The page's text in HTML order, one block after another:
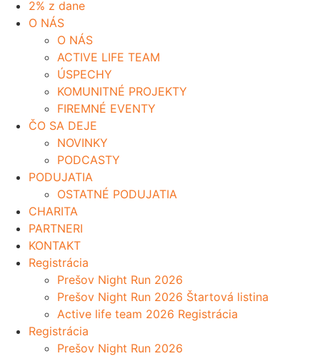
2% z dane
O NÁS
O NÁS
ACTIVE LIFE TEAM
ÚSPECHY
KOMUNITNÉ PROJEKTY
FIREMNÉ EVENTY
ČO SA DEJE
NOVINKY
PODCASTY
PODUJATIA
OSTATNÉ PODUJATIA
CHARITA
PARTNERI
KONTAKT
Registrácia
Prešov Night Run 2026
Prešov Night Run 2026 Štartová listina
Active life team 2026 Registrácia
Registrácia
Prešov Night Run 2026